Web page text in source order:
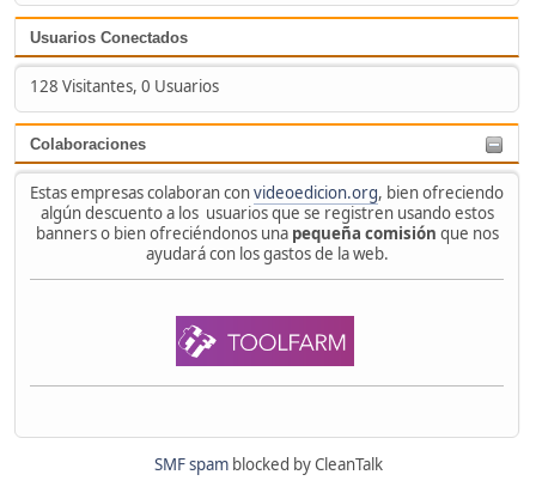
Usuarios Conectados
128 Visitantes, 0 Usuarios
Colaboraciones
Estas empresas colaboran convideoedicion.org, bien ofreciendo
algún descuento a los usuarios que se registren usando estos
banners o bien ofreciéndonos una pequeña comisión que nos
ayudará con los gastos de la web.
SMF spamblocked by CleanTalk